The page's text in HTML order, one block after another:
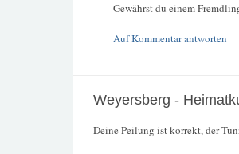
Gewährst du einem
Auf Kommentar antworten
Weyersberg -
Deine Peilung ist korrekt, der